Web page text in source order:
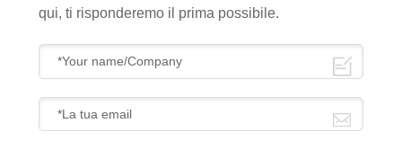
qui, ti risponderemo il prima possibile.